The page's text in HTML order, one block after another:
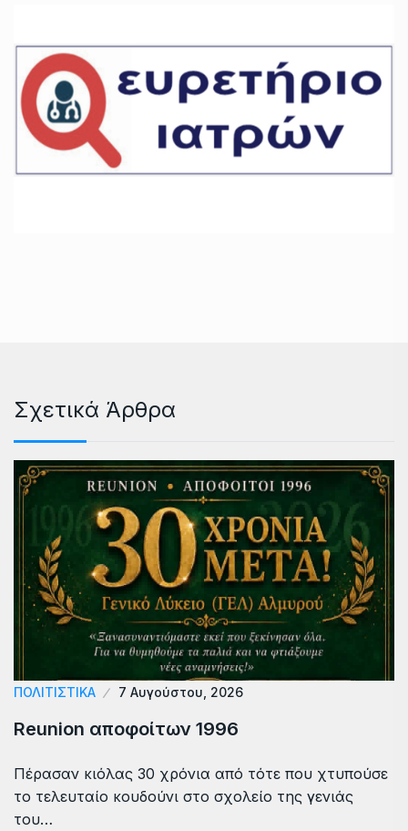
Σχετικά Άρθρα
ΠΟΛΙΤΙΣΤΙΚΑ 7 Αυγούστου, 2026
Reunion αποφοίτων 1996
Πέρασαν κιόλας 30 χρόνια από τότε που χτυπούσε
το τελευταίο κουδούνι στο σχολείο της γενιάς
του…